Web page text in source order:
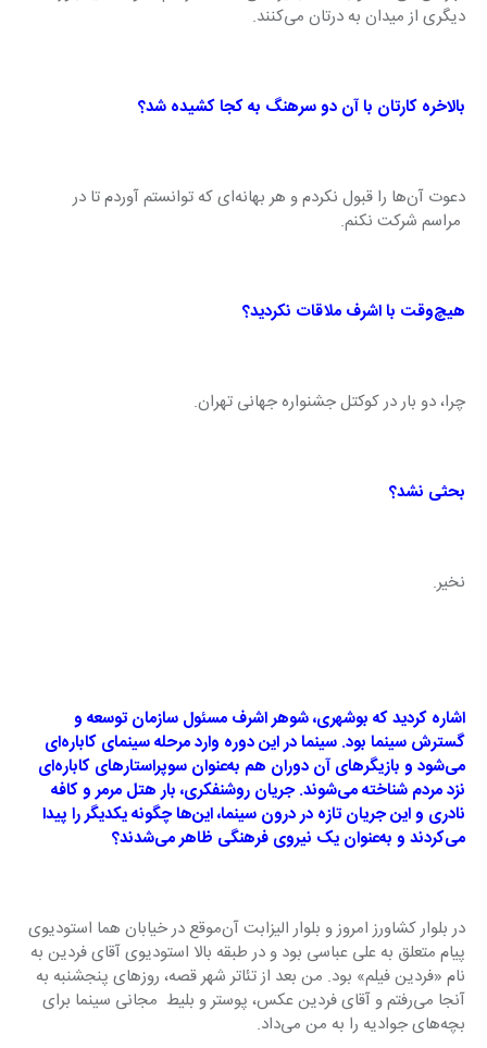
دیگری از میدان به درتان می‌کنند.
بالاخره کارتان با آن دو سرهنگ به کجا کشیده شد؟
دعوت آن‌ها را قبول نکردم و هر بهانه‌ای که توانستم آوردم تا در
مراسم شرکت نکنم.
هیچ‌وقت با اشرف ملاقات نکردید؟
چرا، دو بار در کوکتل جشنواره جهانی تهران.
بحثی نشد؟
نخیر.
اشاره کردید که بوشهری، شوهر اشرف مسئول سازمان توسعه و
گسترش سینما بود. سینما در این دوره وارد مرحله سینمای کاباره‌ای
می‌شود و بازیگرهای آن دوران هم به‌عنوان سوپراستارهای کاباره‌ای
نزد مردم شناخته می‌شوند. جریان روشنفکری، بار هتل مرمر و کافه
نادری و این جریان تازه در درون سینما، این‌ها چگونه یکدیگر را پیدا
می‌کردند و به‌عنوان یک نیروی فرهنگی ظاهر می‌شدند؟
در بلوار کشاورز امروز و بلوار الیزابت آن‌موقع در خیابان هما استودیوی
پیام متعلق به علی عباسی بود و در طبقه بالا استودیوی آقای فردین به
نام «فردین فیلم» بود. من بعد از تئاتر شهر قصه، روزهای پنجشنبه به
آنجا می‌رفتم و آقای فردین عکس، پوستر و بلیط  مجانی سینما برای
بچه‌های جوادیه را به من می‌داد.